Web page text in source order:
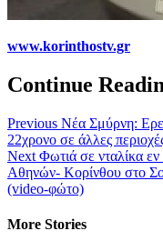
www.korinthostv.gr
Continue
Previous Νέα Σμύρνη:
22χρονο σε άλλες
Next Φωτιά σε νταλίκα εν
Αθηνών- Κορίνθου στο
(video-φώτο)
More Stories